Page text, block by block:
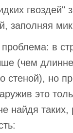
гвоздей"
заполняя
в
(чем
стеной), но
это
найдя таких,